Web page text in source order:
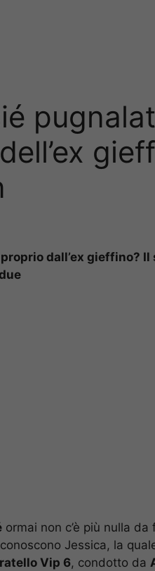
dall’ex gieffino?
ormai non c’è più nulla da
Jessica, la
Vip 6, condotto da